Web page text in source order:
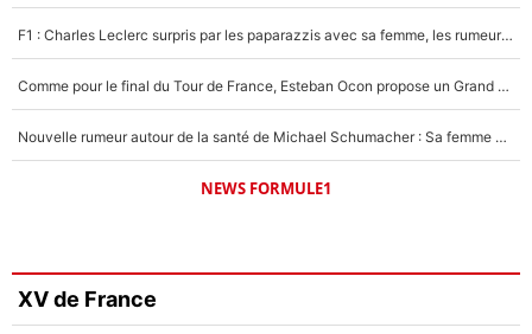
F1 : Charles Leclerc surpris par les paparazzis avec sa femme, les rumeurs étaient vraies !
Comme pour le final du Tour de France, Esteban Ocon propose un Grand Prix de Formule 1 à Paris : «Autour de l’Arc de Triomphe, ce serait génial» !
Nouvelle rumeur autour de la santé de Michael Schumacher : Sa femme Corinna sort du silence
NEWS FORMULE1
XV de France